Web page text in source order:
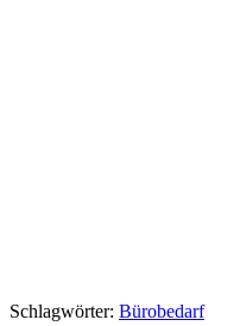
Schlagwörter: Bürobedarf